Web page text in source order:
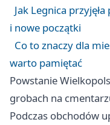
Jak Legnica
i nowe początki
Co to znaczy dla
warto pamiętać
Powstanie
grobach na
Podczas obchodów